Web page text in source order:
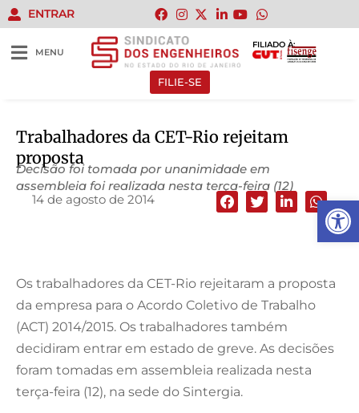
Abrir
ENTRAR
MENU
FILIADO À:
FILIE-SE
Trabalhadores da CET-Rio rejeitam
proposta
Decisão foi tomada por unanimidade em
assembleia foi realizada nesta terça-feira (12)
14 de agosto de 2014
Os trabalhadores da CET-Rio rejeitaram a proposta
da empresa para o Acordo Coletivo de Trabalho
(ACT) 2014/2015. Os trabalhadores também
decidiram entrar em estado de greve. As decisões
foram tomadas em assembleia realizada nesta
terça-feira (12), na sede do Sintergia.